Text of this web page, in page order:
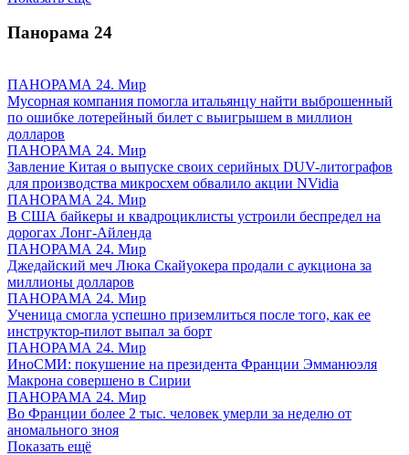
Панорама 24
ПАНОРАМА 24. Мир
Мусорная компания помогла итальянцу найти выброшенный
по ошибке лотерейный билет с выигрышем в миллион
долларов
ПАНОРАМА 24. Мир
Завление Китая о выпуске своих серийных DUV-литографов
для производства микросхем обвалило акции NVidia
ПАНОРАМА 24. Мир
В США байкеры и квадроциклисты устроили беспредел на
дорогах Лонг-Айленда
ПАНОРАМА 24. Мир
Джедайский меч Люка Скайуокера продали с аукциона за
миллионы долларов
ПАНОРАМА 24. Мир
Ученица смогла успешно приземлиться после того, как ее
инструктор-пилот выпал за борт
ПАНОРАМА 24. Мир
ИноСМИ: покушение на президента Франции Эмманюэля
Макрона совершено в Сирии
ПАНОРАМА 24. Мир
Во Франции более 2 тыс. человек умерли за неделю от
аномального зноя
Показать ещё